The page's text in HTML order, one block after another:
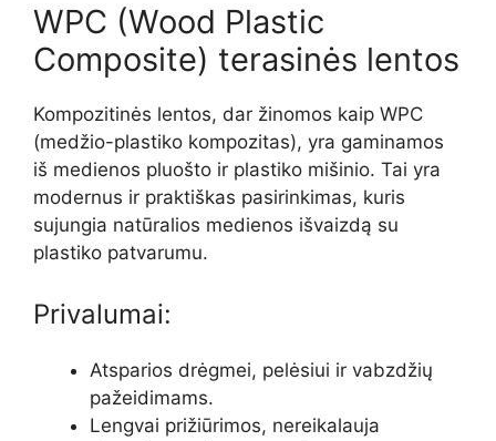
WPC (Wood Plastic
Composite) terasinės lentos
Kompozitinės lentos, dar žinomos kaip WPC
(medžio-plastiko kompozitas), yra gaminamos
iš medienos pluošto ir plastiko mišinio. Tai yra
modernus ir praktiškas pasirinkimas, kuris
sujungia natūralios medienos išvaizdą su
plastiko patvarumu.
Privalumai:
Atsparios drėgmei, pelėsiui ir vabzdžių
pažeidimams.
Lengvai prižiūrimos, nereikalauja